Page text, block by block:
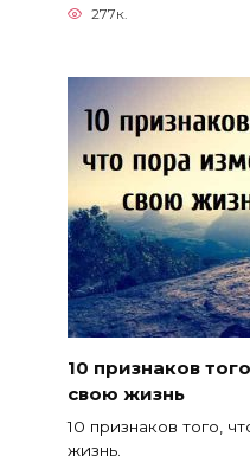
277к.
10 признаков
свою жизнь
10 признаков того,
жизнь.